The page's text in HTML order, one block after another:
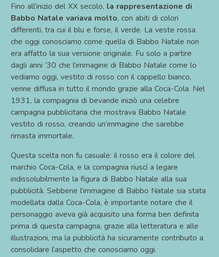
Fino all’inizio del XX secolo, la rappresentazione di
Babbo Natale variava molto, con abiti di colori
differenti, tra cui il blu e forse, il verde. La veste rossa
che oggi conosciamo come quella di Babbo Natale non
era affatto la sua versione originale. Fu solo a partire
dagli anni ’30 che l’immagine di Babbo Natale come lo
vediamo oggi, vestito di rosso con il cappello bianco,
venne diffusa in tutto il mondo grazie alla Coca-Cola. Nel
1931, la compagnia di bevande iniziò una celebre
campagna pubblicitaria che mostrava Babbo Natale
vestito di rosso, creando un’immagine che sarebbe
rimasta immortale.
Questa scelta non fu casuale: il rosso era il colore del
marchio Coca-Cola, e la compagnia riuscì a legare
indissolubilmente la figura di Babbo Natale alla sua
pubblicità. Sebbene l’immagine di Babbo Natale sia stata
modellata dalla Coca-Cola, è importante notare che il
personaggio aveva già acquisito una forma ben definita
prima di questa campagna, grazie alla letteratura e alle
illustrazioni, ma la pubblicità ha sicuramente contribuito a
consolidare l’aspetto che conosciamo oggi.